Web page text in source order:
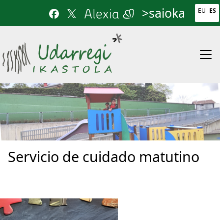
>saioka EU ES
Servicio de cuidado matutino